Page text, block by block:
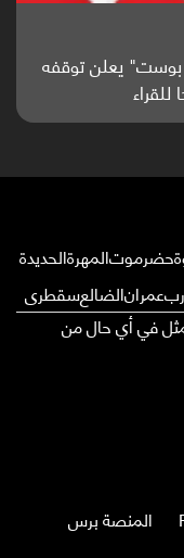
بدراسة
حضرموتالمهرةالحديدة
عمرانالضالعسقطرى
تمثل في أي حال من
المنصة برس